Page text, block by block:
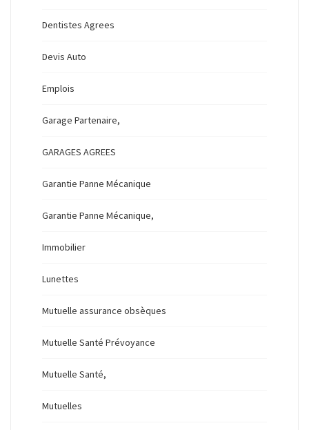
Dentistes Agrees
Devis Auto
Emplois
Garage Partenaire,
GARAGES AGREES
Garantie Panne Mécanique
Garantie Panne Mécanique,
Immobilier
Lunettes
Mutuelle assurance obsèques
Mutuelle Santé Prévoyance
Mutuelle Santé,
Mutuelles